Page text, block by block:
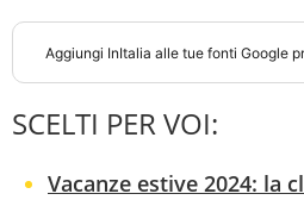
Aggiungi InItalia alle tue fonti Google
SCELTI PER VOI:
Vacanze estive 2024: la